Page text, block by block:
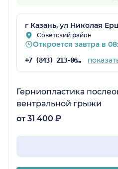
г Казань, ул Николая
Советский район
Откроется завтра в
+7 (843) 213-06-74
Герниопластика
вентральной грыжи
от 31 400 ₽